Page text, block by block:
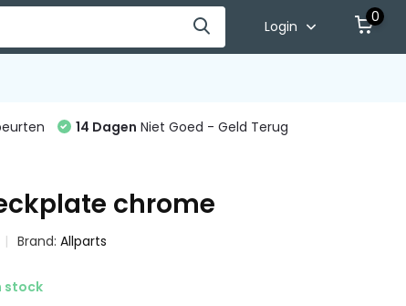
Login
0
14 Dagen Niet Goed - Geld Terug
chrome
Brand:Allparts
stock